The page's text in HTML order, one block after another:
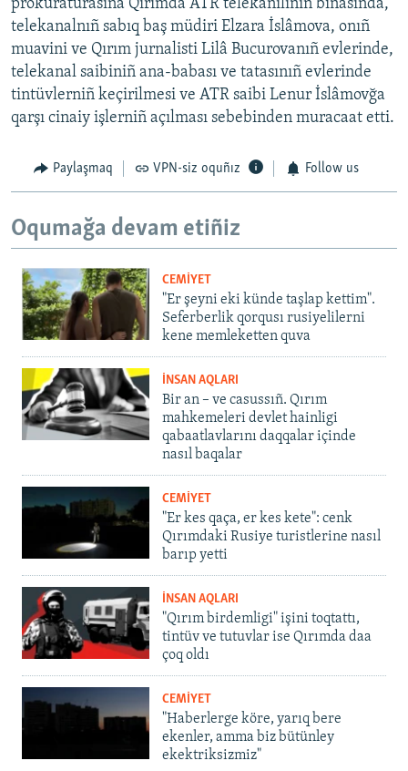
prokuraturasına Qırımda ATR telekanılınıñ binasında,
telekanalnıñ sabıq baş müdiri Elzara İslâmova, onıñ
muavini ve Qırım jurnalisti Lilâ Bucurovanıñ evlerinde,
telekanal saibiniñ ana-babası ve tatasınıñ evlerinde
tintüvlerniñ keçirilmesi ve ATR saibi Lenur İslâmovğa
qarşı cinaiy işlerniñ açılması sebebinden muracaat etti.
Paylaşmaq VPN-siz oquñız Follow us
Oqumağa devam etiñiz
CEMİYET
"Er şeyni eki künde taşlap kettim".
Seferberlik qorqusı rusiyelilerni
kene memleketten quva
İNSAN AQLARI
Bir an – ve casussıñ. Qırım
mahkemeleri devlet hainligi
qabaatlavlarını daqqalar içinde
nasıl baqalar
CEMİYET
"Er kes qaça, er kes kete": cenk
Qırımdaki Rusiye turistlerine nasıl
barıp yetti
İNSAN AQLARI
"Qırım birdemligi" işini toqtattı,
tintüv ve tutuvlar ise Qırımda daa
çoq oldı
CEMİYET
"Haberlerge köre, yarıq bere
ekenler, amma biz bütünley
ekektriksizmiz"